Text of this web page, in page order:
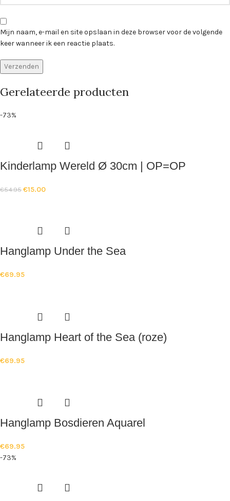
Mijn naam, e-mail en site opslaan in deze browser voor de volgende
keer wanneer ik een reactie plaats.
Gerelateerde producten
-73%
Kinderlamp Wereld Ø 30cm | OP=OP
€54.95 €15.00
Hanglamp Under the Sea
€69.95
Hanglamp Heart of the Sea (roze)
€69.95
Hanglamp Bosdieren Aquarel
€69.95
-73%